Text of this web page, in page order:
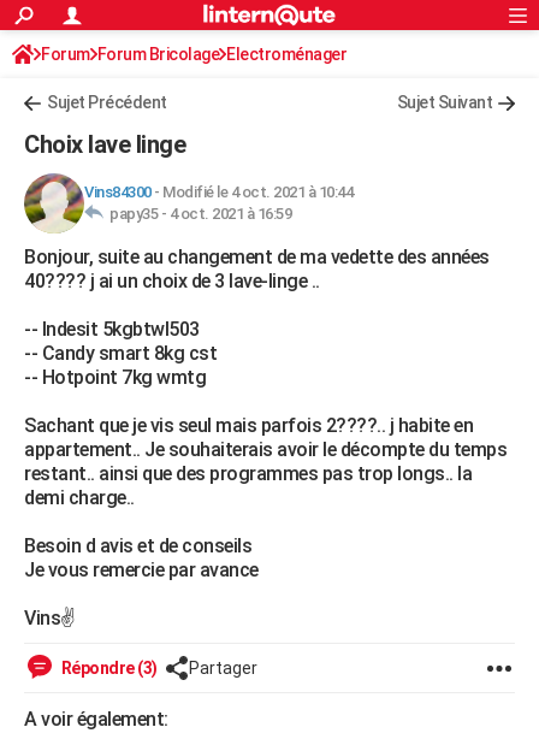
ACTUALITÉS
Politique
Société
Faits Divers
Education
Monde
Villes
+
FINANCE
Retraite
Impôts
Epargne
Immobilier
Risques naturels par ville
Banque
Assurance
Crédit
AUTO
Essais
Réserver un essai
Citadines
Berlines
SUV
Forum auto
+HIGH-TECH
BRICOLAGE
Forum
Aménagement intérieur
Extérieur
Cuisine
Salle de bains
Jardinage
Rangement
WEEK-END
Guides de France
Escapades
Patrimoine
Expositions
Musées
Week-end nature
+LIFESTYLE
Art de vivre
Bien-être
Loisirs
Mode
Modes de vie
SANTE
Alimentation
Guide de la santé
Destinations
City break
Voyage nature
Voyage de noces
Forum
Climat
PHOTO
GUIDES D'ACHAT
BONS PLANS
CARTE DE VOEUX
S'inscrire
Connexion
Forum Forum Bricolage Electroménager
Sujet Précédent Sujet Suivant
Choix lave linge
Vins84300- Modifié le 4 oct. 2021 à 10:44
papy35 - 4 oct. 2021 à 16:59
Bonjour, suite au changement de ma vedette des années
40???? j ai un choix de 3 lave-linge ..
-- Indesit 5kgbtwl503
-- Candy smart 8kg cst
-- Hotpoint 7kg wmtg
Sachant que je vis seul mais parfois 2????.. j habite en
appartement.. Je souhaiterais avoir le décompte du temps
restant.. ainsi que des programmes pas trop longs.. la
demi charge..
Besoin d avis et de conseils
Je vous remercie par avance
Vins✌️
Répondre (3) Partager
A voir également: